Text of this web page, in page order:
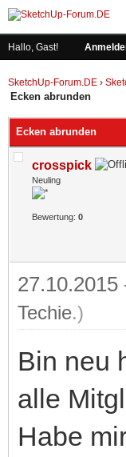
Hallo, Gast!
SketchUp-Forum.DE ›
Ecken abrunden
Ecken abrunden
crosspick
Neuling
Bewertung: 0
27.10.2015
Techie.)
Bin neu
alle
Habe